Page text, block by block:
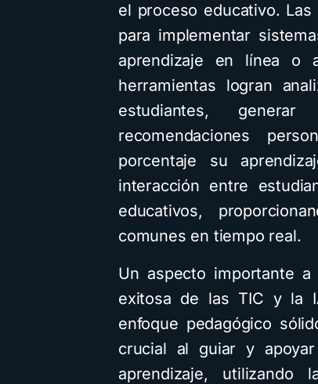
el proceso educativo.
para implementar
aprendizaje en línea o
herramientas logran
estudiantes,
recomendaciones
porcentaje su
interacción entre
educativos,
comunes en tiempo real.
Un aspecto importante
exitosa de las TIC y la
enfoque pedagógico
crucial al guiar y
aprendizaje,